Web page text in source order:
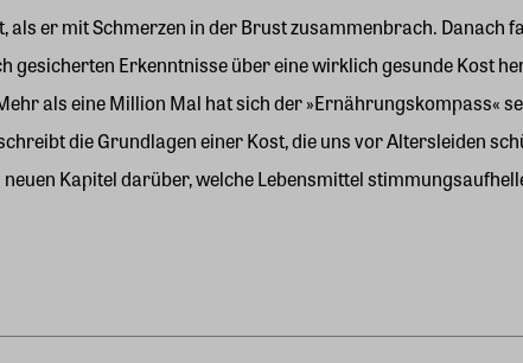
er mit Schmerzen in der Brust zusammenbrach. Danach
gesicherten Erkenntnisse über eine wirklich gesunde Kost
als eine Million Mal hat sich der »Ernährungskompass«
die Grundlagen einer Kost, die uns vor Altersleiden
Kapitel darüber, welche Lebensmittel